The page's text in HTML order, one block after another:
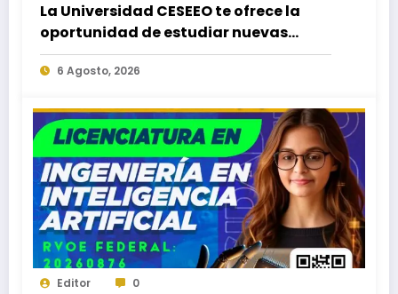
La Universidad CESEEO te ofrece la
oportunidad de estudiar nuevas
Licenciaturas en los Campus Oaxaca,
Puerto Escondido, Ixtepec y en la
6 Agosto, 2026
Editor 0